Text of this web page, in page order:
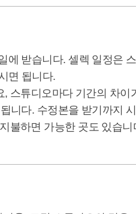
에 받습니다. 셀렉 일정은
면 됩니다.
스튜디오마다 기간의 차이
니다. 수정본을 받기까지
불하면 가능한 곳도 있습